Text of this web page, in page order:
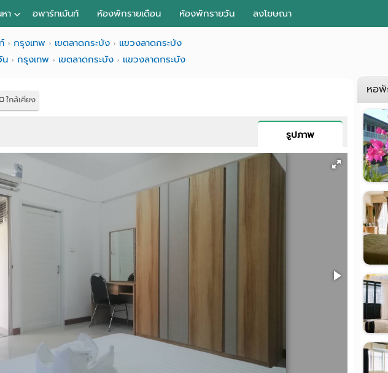
า
หอพัก ใกล้ฉัน
ค้นจากสถานีรถไฟฟ้า
ค้นแบบละเอียด
อพาร์ทเม้นท์ ห้องพักรายเดือน ห้องพักรายวัน ลงโฆษณา
กรุงเทพ เขตลาดกระบัง
แขวงลาดกระบัง
น กรุงเทพ เขตลาดกระบัง แขวงลาดกระบัง
ใกล้เคียง
รูปภาพ
หอพั